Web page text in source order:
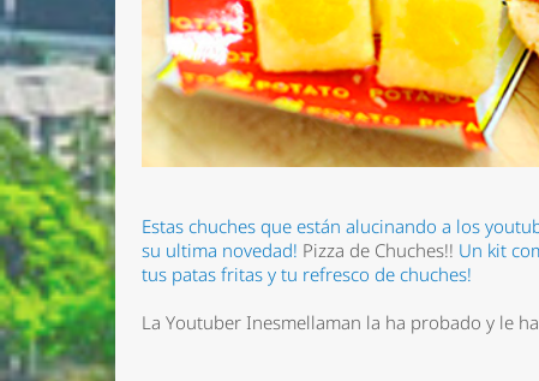
Estas chuches que están alucinando a los
su ultima novedad! Pizza de Chuches!! Un kit
tus patas fritas y tu refresco de chuches!
La Youtuber Inesmellaman la ha probado y le
Nombre
Email *